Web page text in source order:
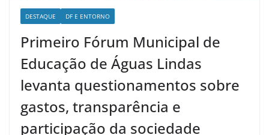
DESTAQUE DF E ENTORNO
Primeiro Fórum Municipal de
Educação de Águas Lindas
levanta questionamentos sobre
gastos, transparência e
participação da sociedade